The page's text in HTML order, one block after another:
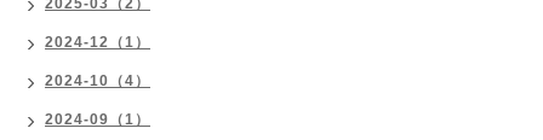
2025-03（2）
2024-12（1）
2024-10（4）
2024-09（1）